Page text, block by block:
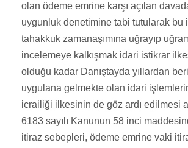
olan ödeme emrine karşı açılan
uygunluk denetimine tabi tutularak bu
tahakkuk zamanaşımına uğrayıp
incelemeye kalkışmak idari istikrar
olduğu kadar Danıştayda yıllardan
uygulana gelmekte olan idari
icrailiği ilkesinin de göz ardı edilmesi
6183 sayılı Kanunun 58 inci
itiraz sebepleri, ödeme emrine vaki